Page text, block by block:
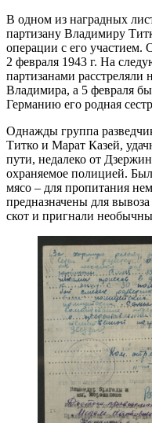
В одном из наградных
партизану Владимиру
операции с его участием.
2 февраля 1943 г. На
партизанами
Владимира, а 5 февраля
Германию его родная
Однажды группа
Титко и Марат Казей,
пути, недалеко от
охраняемое полицией.
мясо – для пропитания
предназначены для
скот и пригнали